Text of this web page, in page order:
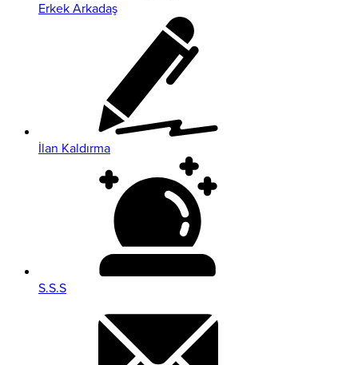
Erkek Arkadaş
İlan Kaldırma
S.S.S